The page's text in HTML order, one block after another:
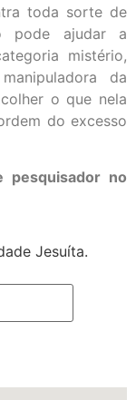
toda sorte de
pode ajudar a
mistério,
da
o que nela
do excesso
pesquisador no
Jesuíta.